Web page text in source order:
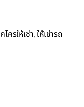
ครให้เช่า,ให้เช่ารถ